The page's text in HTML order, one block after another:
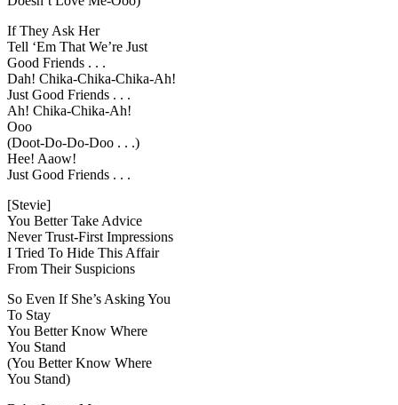
If They Ask Her
Tell ‘Em That We’re Just
Good Friends . . .
Dah! Chika-Chika-Chika-Ah!
Just Good Friends . . .
Ah! Chika-Chika-Ah!
Ooo
(Doot-Do-Do-Doo . . .)
Hee! Aaow!
Just Good Friends . . .
[Stevie]
You Better Take Advice
Never Trust-First Impressions
I Tried To Hide This Affair
From Their Suspicions
So Even If She’s Asking You
To Stay
You Better Know Where
You Stand
(You Better Know Where
You Stand)